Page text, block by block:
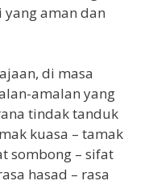
aman dan
di masa
amalan yang
tindak tanduk
kuasa – tamak
sombong – sifat
hasad – rasa